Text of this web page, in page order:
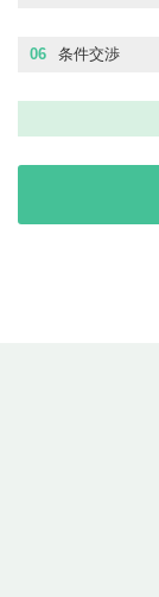
06 条件交渉